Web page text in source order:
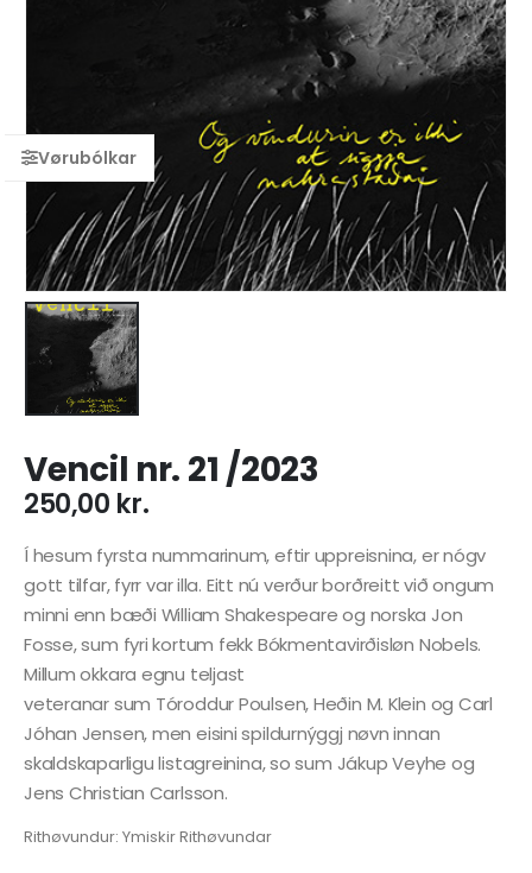
Vencil nr. 21 /2023
250,00 kr.
Í hesum fyrsta nummarinum, eftir uppreisnina, er nógv
gott tilfar, fyrr var illa. Eitt nú verður borðreitt við ongum
minni enn bæði William Shakespeare og norska Jon
Fosse, sum fyri kortum fekk Bókmentavirðisløn Nobels.
Millum okkara egnu teljast
veteranar sum Tóroddur Poulsen, Heðin M. Klein og Carl
Jóhan Jensen, men eisini spildurnýggj nøvn innan
skaldskaparligu listagreinina, so sum Jákup Veyhe og
Jens Christian Carlsson.
Rithøvundur: Ymiskir Rithøvundar